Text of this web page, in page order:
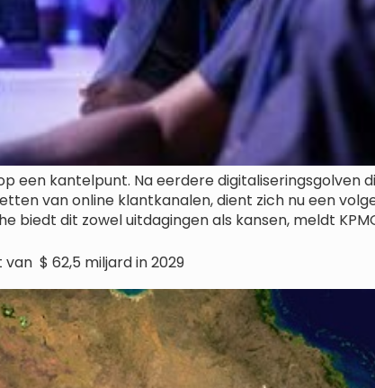
een kantelpunt. Na eerdere digitaliseringsgolven
van online klantkanalen, dient zich nu een
dit zowel uitdagingen als kansen, meldt
$ 62,5 miljard in 2029